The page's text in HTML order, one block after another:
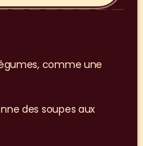
comme une
des soupes aux